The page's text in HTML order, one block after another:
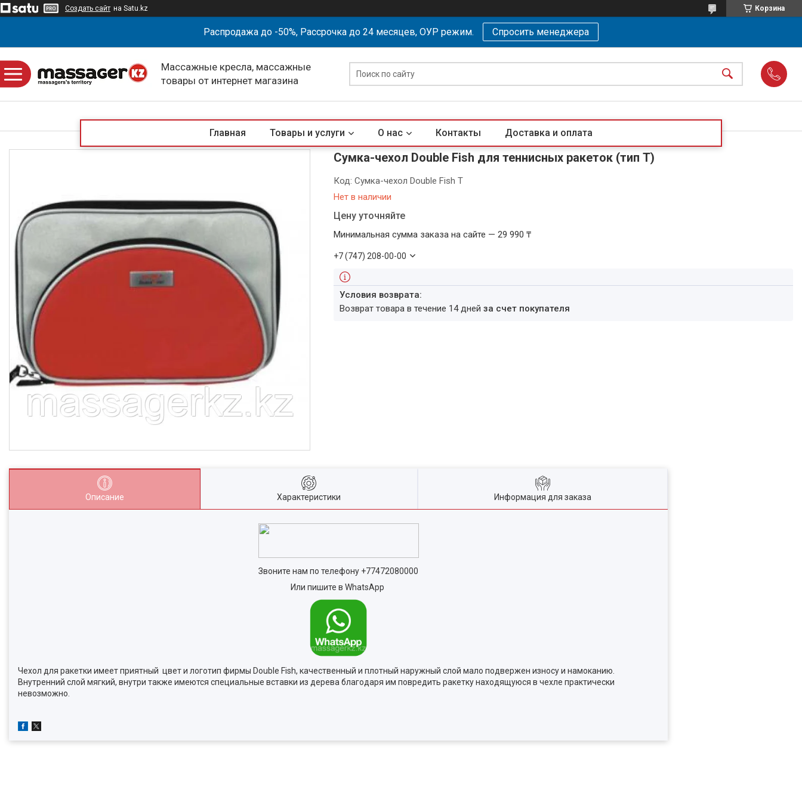
Создать сайт на Satu.kz Корзина
Распродажа до -50%, Рассрочка до 24 месяцев, ОУР режим. Спросить менеджера
Массажные кресла, массажные
товары от интернет магазина
Главная Товары и услуги О нас Контакты Доставка и оплата
Сумка-чехол Double Fish для теннисных ракеток (тип T)
Нет в наличии
Код:Сумка-чехол Double Fish T
Цену уточняйте
Минимальная сумма заказа на сайте — 29 990 ₸
+7 (747) 208-00-00
возврат товара в течение 14 днейза счет покупателя
Описание Характеристики Информация для заказа
Звоните нам по телефону +77472080000
Или пишите в WhatsApp
Чехол для ракетки имеет приятный цвет и логотип фирмы Double Fish, качественный и плотный наружный слой мало подвержен износу и намоканию.
Внутренний слой мягкий, внутри также имеются специальные вставки из дерева благодаря им повредить ракетку находящуюся в чехле практически
невозможно.